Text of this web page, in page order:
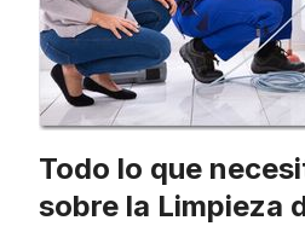
Todo lo que
sobre la Limpieza